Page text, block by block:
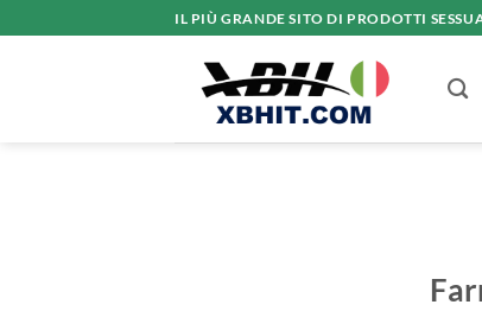
ai
IL PIÙ GRANDE SITO DI PRODOTTI